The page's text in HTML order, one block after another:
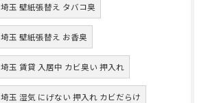
埼玉 壁紙張替え タバコ臭
埼玉 壁紙張替え お香臭
埼玉 賃貸 入居中 カビ臭い 押入れ
埼玉 湿気 にげない 押入れ カビだらけ